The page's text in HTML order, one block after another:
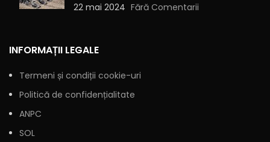
22 mai 2024 Fără Comentarii
INFORMAȚII LEGALE
Termeni și condiții cookie-uri
Politică de confidențialitate
ANPC
SOL